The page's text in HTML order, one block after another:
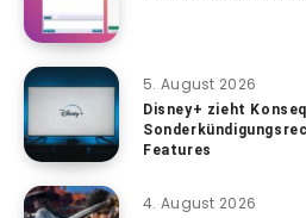
5. August 2026
Disney+ zieht
Features
4. August 2026